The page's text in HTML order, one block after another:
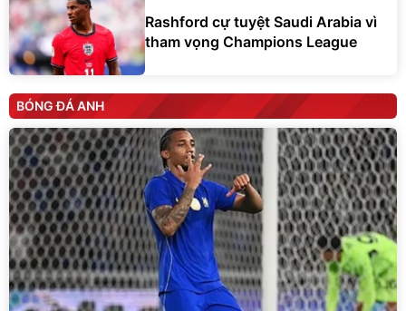
Rashford cự tuyệt Saudi Arabia vì
tham vọng Champions League
BÓNG ĐÁ ANH